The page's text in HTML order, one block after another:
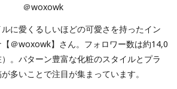
＠woxowk
に愛くるしいほどの可愛さを持ったイン
＠woxowk】さん。フォロワー数は約14,0
。パターン豊富な化粧のスタイルとプラ
多いことで注目が集まっています。